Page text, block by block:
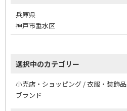
兵庫県
神戸市垂水区
選択中のカテゴリー
小売店・ショッピング / 衣服・装飾品
ブランド